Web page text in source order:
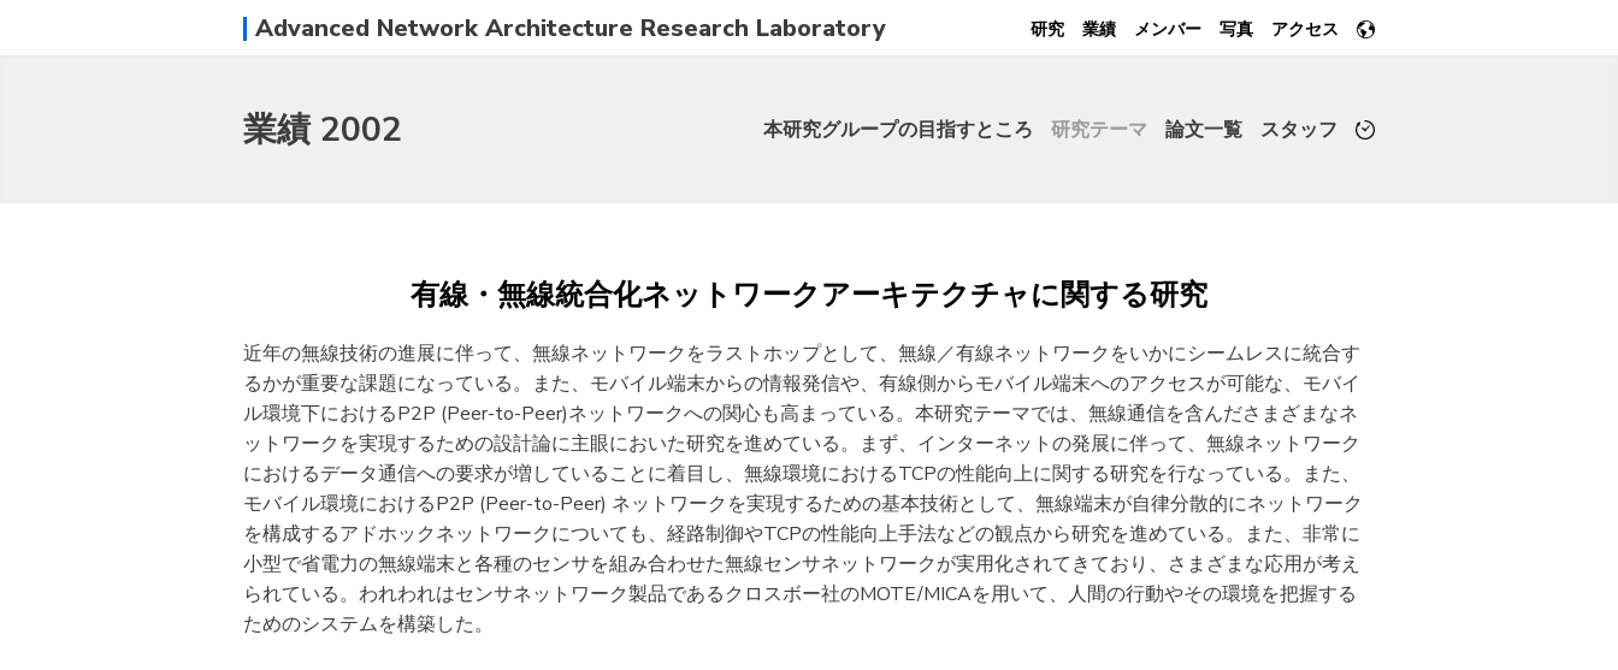
Advanced Network Architecture Research Laboratory 研究 業績 メンバー 写真 アクセス
業績 2002 本研究グループの目指すところ 研究テーマ 論文一覧 スタッフ
有線・無線統合化ネットワークアーキテクチャに関する研究
近年の無線技術の進展に伴って、無線ネットワークをラストホップとして、無線／有線ネットワークをいかにシームレスに統合す
るかが重要な課題になっている。また、モバイル端末からの情報発信や、有線側からモバイル端末へのアクセスが可能な、モバイ
ル環境下におけるP2P (Peer-to-Peer)ネットワークへの関心も高まっている。本研究テーマでは、無線通信を含んださまざまなネ
ットワークを実現するための設計論に主眼においた研究を進めている。まず、インターネットの発展に伴って、無線ネットワーク
におけるデータ通信への要求が増していることに着目し、無線環境におけるTCPの性能向上に関する研究を行なっている。また、
モバイル環境におけるP2P (Peer-to-Peer) ネットワークを実現するための基本技術として、無線端末が自律分散的にネットワーク
を構成するアドホックネットワークについても、経路制御やTCPの性能向上手法などの観点から研究を進めている。また、非常に
小型で省電力の無線端末と各種のセンサを組み合わせた無線センサネットワークが実用化されてきており、さまざまな応用が考え
られている。われわれはセンサネットワーク製品であるクロスボー社のMOTE/MICAを用いて、人間の行動やその環境を把握する
ためのシステムを構築した。